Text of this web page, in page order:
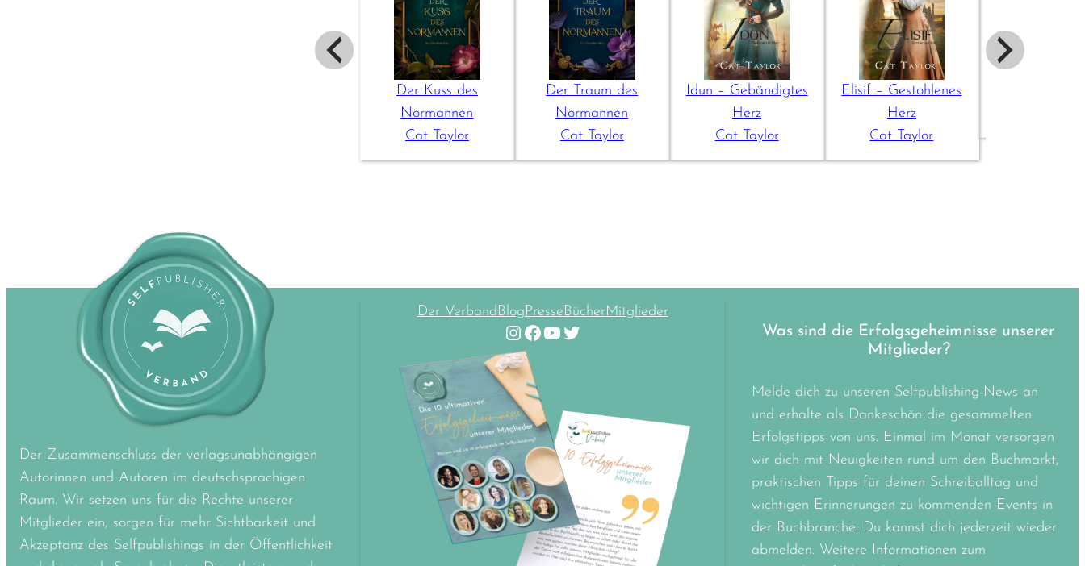
Der Kuss des
Normannen
Cat Taylor
Der Traum des
Normannen
Cat Taylor
Idun – Gebändigtes
Herz
Cat Taylor
Elisif – Gestohlenes
Herz
Cat Taylor
Der Zusammenschluss der verlagsunabhängigen
Autorinnen und Autoren im deutschsprachigen
Raum. Wir setzen uns für die Rechte unserer
Mitglieder ein, sorgen für mehr Sichtbarkeit und
Akzeptanz des Selfpublishings in der Öffentlichkeit
Der VerbandBlogPresseBücherMitglieder
Instagram Facebook YouTube Twitter
Was sind die Erfolgsgeheimnisse unserer
Mitglieder?
Melde dich zu unseren Selfpublishing-News an
und erhalte als Dankeschön die gesammelten
Erfolgstipps von uns. Einmal im Monat versorgen
wir dich mit Neuigkeiten rund um den Buchmarkt,
praktischen Tipps für deinen Schreiballtag und
wichtigen Erinnerungen zu kommenden Events in
der Buchbranche. Du kannst dich jederzeit wieder
abmelden. Weitere Informationen zum